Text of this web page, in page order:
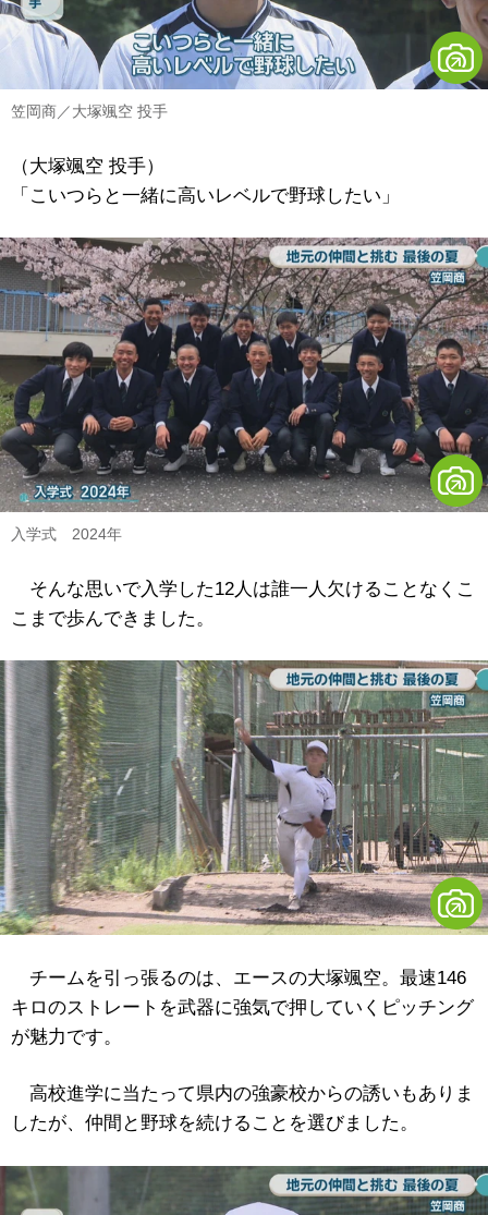
笠岡商／大塚颯空 投手
（大塚颯空 投手）
「こいつらと一緒に高いレベルで野球したい」
入学式 2024年
そんな思いで入学した12人は誰一人欠けることなくこ
こまで歩んできました。
チームを引っ張るのは、エースの大塚颯空。最速146
キロのストレートを武器に強気で押していくピッチング
が魅力です。
高校進学に当たって県内の強豪校からの誘いもありま
したが、仲間と野球を続けることを選びました。